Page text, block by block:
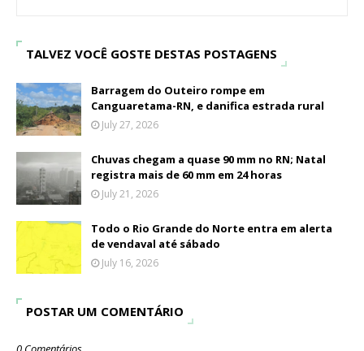
TALVEZ VOCÊ GOSTE DESTAS POSTAGENS
Barragem do Outeiro rompe em
Canguaretama-RN, e danifica estrada rural
July 27, 2026
Chuvas chegam a quase 90 mm no RN; Natal
registra mais de 60 mm em 24 horas
July 21, 2026
Todo o Rio Grande do Norte entra em alerta
de vendaval até sábado
July 16, 2026
POSTAR UM COMENTÁRIO